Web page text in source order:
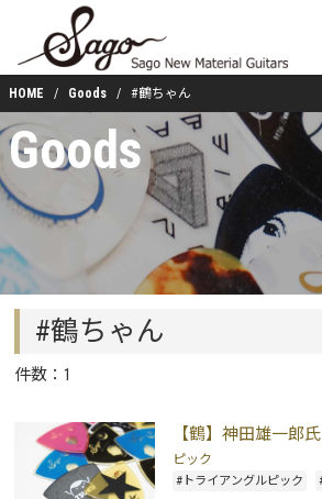
HOME Goods #鶴ちゃん
Goods
#鶴ちゃん
件数：1
【鶴】神田雄一郎
ピック
#トライアングルピック